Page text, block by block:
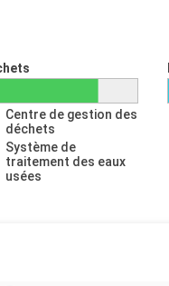
Centre de gestion des
déchets
Système de
traitement des eaux
usées